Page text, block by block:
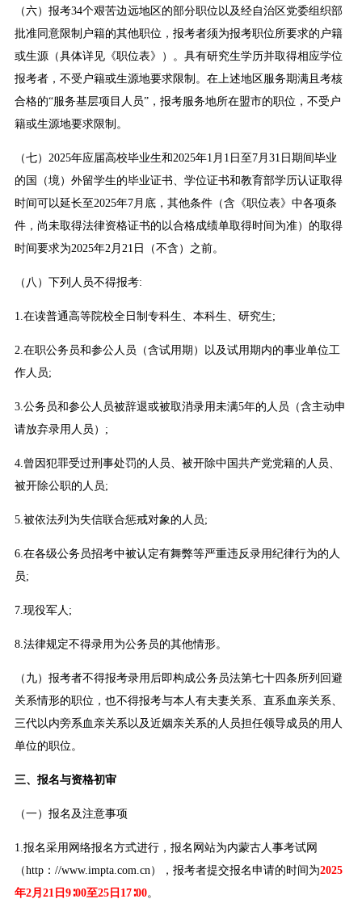
（六）报考34个艰苦边远地区的部分职位以及经自治区党委组织部
批准同意限制户籍的其他职位，报考者须为报考职位所要求的户籍
或生源（具体详见《职位表》）。具有研究生学历并取得相应学位
报考者，不受户籍或生源地要求限制。在上述地区服务期满且考核
合格的“服务基层项目人员”，报考服务地所在盟市的职位，不受户
籍或生源地要求限制。
（七）2025年应届高校毕业生和2025年1月1日至7月31日期间毕业
的国（境）外留学生的毕业证书、学位证书和教育部学历认证取得
时间可以延长至2025年7月底，其他条件（含《职位表》中各项条
件，尚未取得法律资格证书的以合格成绩单取得时间为准）的取得
时间要求为2025年2月21日（不含）之前。
（八）下列人员不得报考:
1.在读普通高等院校全日制专科生、本科生、研究生;
2.在职公务员和参公人员（含试用期）以及试用期内的事业单位工
作人员;
3.公务员和参公人员被辞退或被取消录用未满5年的人员（含主动申
请放弃录用人员）;
4.曾因犯罪受过刑事处罚的人员、被开除中国共产党党籍的人员、
被开除公职的人员;
5.被依法列为失信联合惩戒对象的人员;
6.在各级公务员招考中被认定有舞弊等严重违反录用纪律行为的人
员;
7.现役军人;
8.法律规定不得录用为公务员的其他情形。
（九）报考者不得报考录用后即构成公务员法第七十四条所列回避
关系情形的职位，也不得报考与本人有夫妻关系、直系血亲关系、
三代以内旁系血亲关系以及近姻亲关系的人员担任领导成员的用人
单位的职位。
三、报名与资格初审
（一）报名及注意事项
1.报名采用网络报名方式进行，报名网站为内蒙古人事考试网
（http：//www.impta.com.cn），报考者提交报名申请的时间为2025
年2月21日9∶00至25日17∶00。